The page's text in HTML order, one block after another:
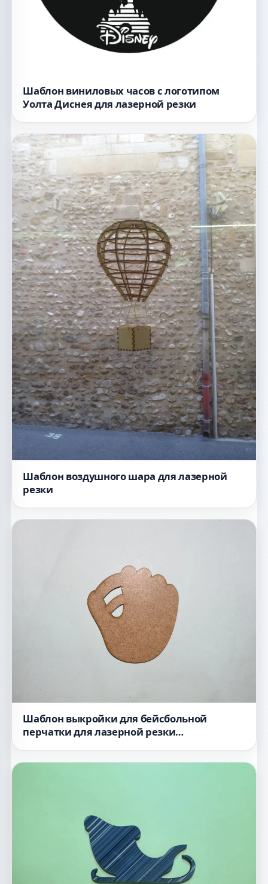
Шаблон виниловых часов с логотипом
Уолта Диснея для лазерной резки
Шаблон воздушного шара для лазерной
резки
Шаблон выкройки для бейсбольной
перчатки для лазерной резки